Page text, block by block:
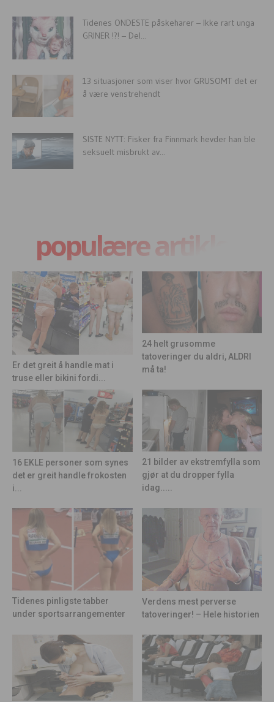
Tidenes ONDESTE påskeharer – Ikke rart unga
GRINER !?! – Del...
13 situasjoner som viser hvor GRUSOMT det er
å være venstrehendt
SISTE NYTT: Fisker fra Finnmark hevder han ble
seksuelt misbrukt av...
populære artikler
Er det greit å handle mat i
truse eller bikini fordi...
24 helt grusomme
tatoveringer du aldri, ALDRI
må ta!
16 EKLE personer som synes
det er greit handle frokosten
i...
21 bilder av ekstremfylla som
gjør at du dropper fylla
idag.....
Tidenes pinligste tabber
under sportsarrangementer
Verdens mest perverse
tatoveringer! – Hele historien